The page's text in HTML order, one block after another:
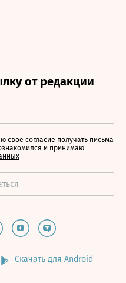
свое согласие получать письма
и принимаю
Скачать для Android